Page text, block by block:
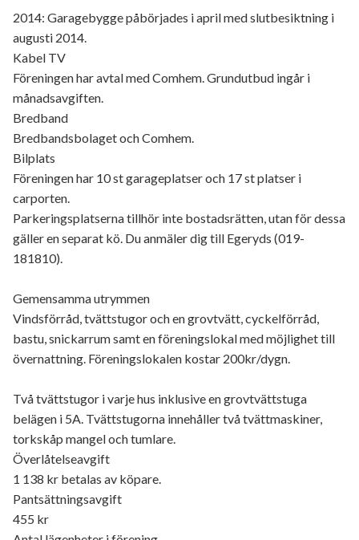
2014: Garagebygge påbörjades i april med slutbesiktning i
augusti 2014.
Kabel TV
Föreningen har avtal med Comhem. Grundutbud ingår i
månadsavgiften.
Bredband
Bredbandsbolaget och Comhem.
Bilplats
Föreningen har 10 st garageplatser och 17 st platser i
carporten.
Parkeringsplatserna tillhör inte bostadsrätten, utan för dessa
gäller en separat kö. Du anmäler dig till Egeryds (019-
181810).
Gemensamma utrymmen
Vindsförråd, tvättstugor och en grovtvätt, cyckelförråd,
bastu, snickarrum samt en föreningslokal med möjlighet till
övernattning. Föreningslokalen kostar 200kr/dygn.
Två tvättstugor i varje hus inklusive en grovtvättstuga
belägen i 5A. Tvättstugorna innehåller två tvättmaskiner,
torkskåp mangel och tumlare.
Överlåtelseavgift
1 138 kr betalas av köpare.
Pantsättningsavgift
455 kr